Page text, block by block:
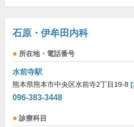
石原・伊牟田内科
所在地・電話番号
水前寺駅
熊本県熊本市中央区水前寺2丁目19-8 [
096-383-3448
診療科目